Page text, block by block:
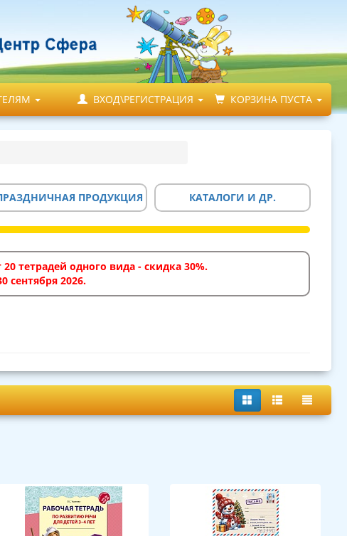
ВХОД\РЕГИСТРАЦИЯ КОРЗИНА ПУСТА
ПРОДУКЦИЯ КАТАЛОГИ И ДР.
тетрадей одного вида - скидка 30%.
сентября 2026.